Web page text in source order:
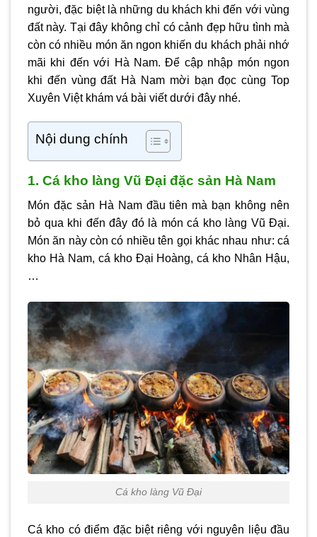
người, đặc biệt là những du khách khi đến với vùng
đất này. Tại đây không chỉ có cảnh đẹp hữu tình mà
còn có nhiều món ăn ngon khiến du khách phải nhớ
mãi khi đến với Hà Nam. Để cập nhập món ngon
khi đến vùng đất Hà Nam mời bạn đọc cùng Top
Xuyên Việt khám vá bài viết dưới đây nhé.
Nội dung chính
1. Cá kho làng Vũ Đại đặc sản Hà Nam
Món đặc sản Hà Nam đầu tiên mà bạn không nên
bỏ qua khi đến đây đó là món cá kho làng Vũ Đại.
Món ăn này còn có nhiều tên gọi khác nhau như: cá
kho Hà Nam, cá kho Đại Hoàng, cá kho Nhân Hậu,
…
Cá kho làng Vũ Đại
Cá kho có điểm đặc biệt riêng với nguyên liệu đầu